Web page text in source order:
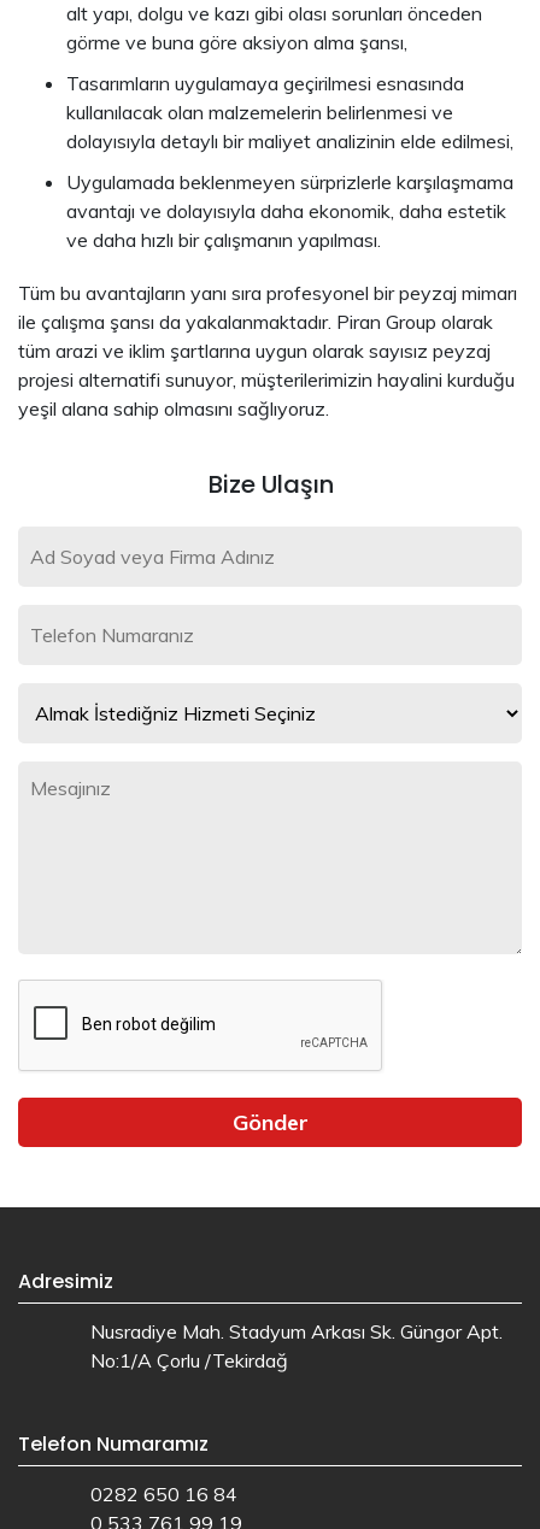
alt yapı, dolgu ve kazı gibi olası sorunları önceden
görme ve buna göre aksiyon alma şansı,
Tasarımların uygulamaya geçirilmesi esnasında
kullanılacak olan malzemelerin belirlenmesi ve
dolayısıyla detaylı bir maliyet analizinin elde edilmesi,
Uygulamada beklenmeyen sürprizlerle karşılaşmama
avantajı ve dolayısıyla daha ekonomik, daha estetik
ve daha hızlı bir çalışmanın yapılması.
Tüm bu avantajların yanı sıra profesyonel bir peyzaj mimarı
ile çalışma şansı da yakalanmaktadır. Piran Group olarak
tüm arazi ve iklim şartlarına uygun olarak sayısız peyzaj
projesi alternatifi sunuyor, müşterilerimizin hayalini kurduğu
yeşil alana sahip olmasını sağlıyoruz.
Bize Ulaşın
Gönder
Adresimiz
Nusradiye Mah. Stadyum Arkası Sk. Güngor Apt.
No:1/A Çorlu /Tekirdağ
Telefon Numaramız
0282 650 16 84
0 533 761 99 19